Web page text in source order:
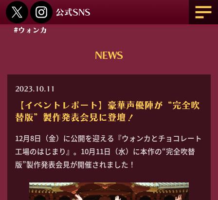
#ウォンカ
NEWS
2023.10.11
【イベントレポート】豪華声優陣が“完全吹
替版”製作発表会見に登壇！
12月8日（金）に公開を迎える『ウォンカとチョコレート
工場のはじまり』。10月11日（水）に本作の“完全吹替
版”製作発表会見が開催されました！